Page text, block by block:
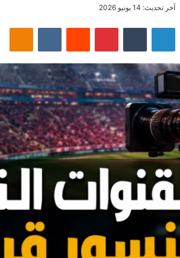
آخر تحديث: 14 يونيو 2026
لينكدإن بينتيريست